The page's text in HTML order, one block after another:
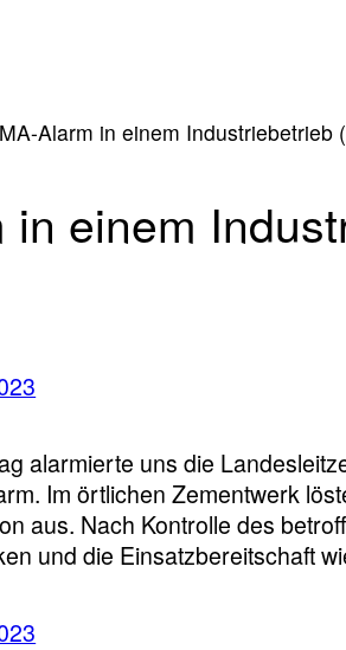
Alarm in einem Industriebetrieb
in einem
alarmierte uns die
Im örtlichen Zementwerk
aus. Nach Kontrolle des
und die Einsatzbereitschaft